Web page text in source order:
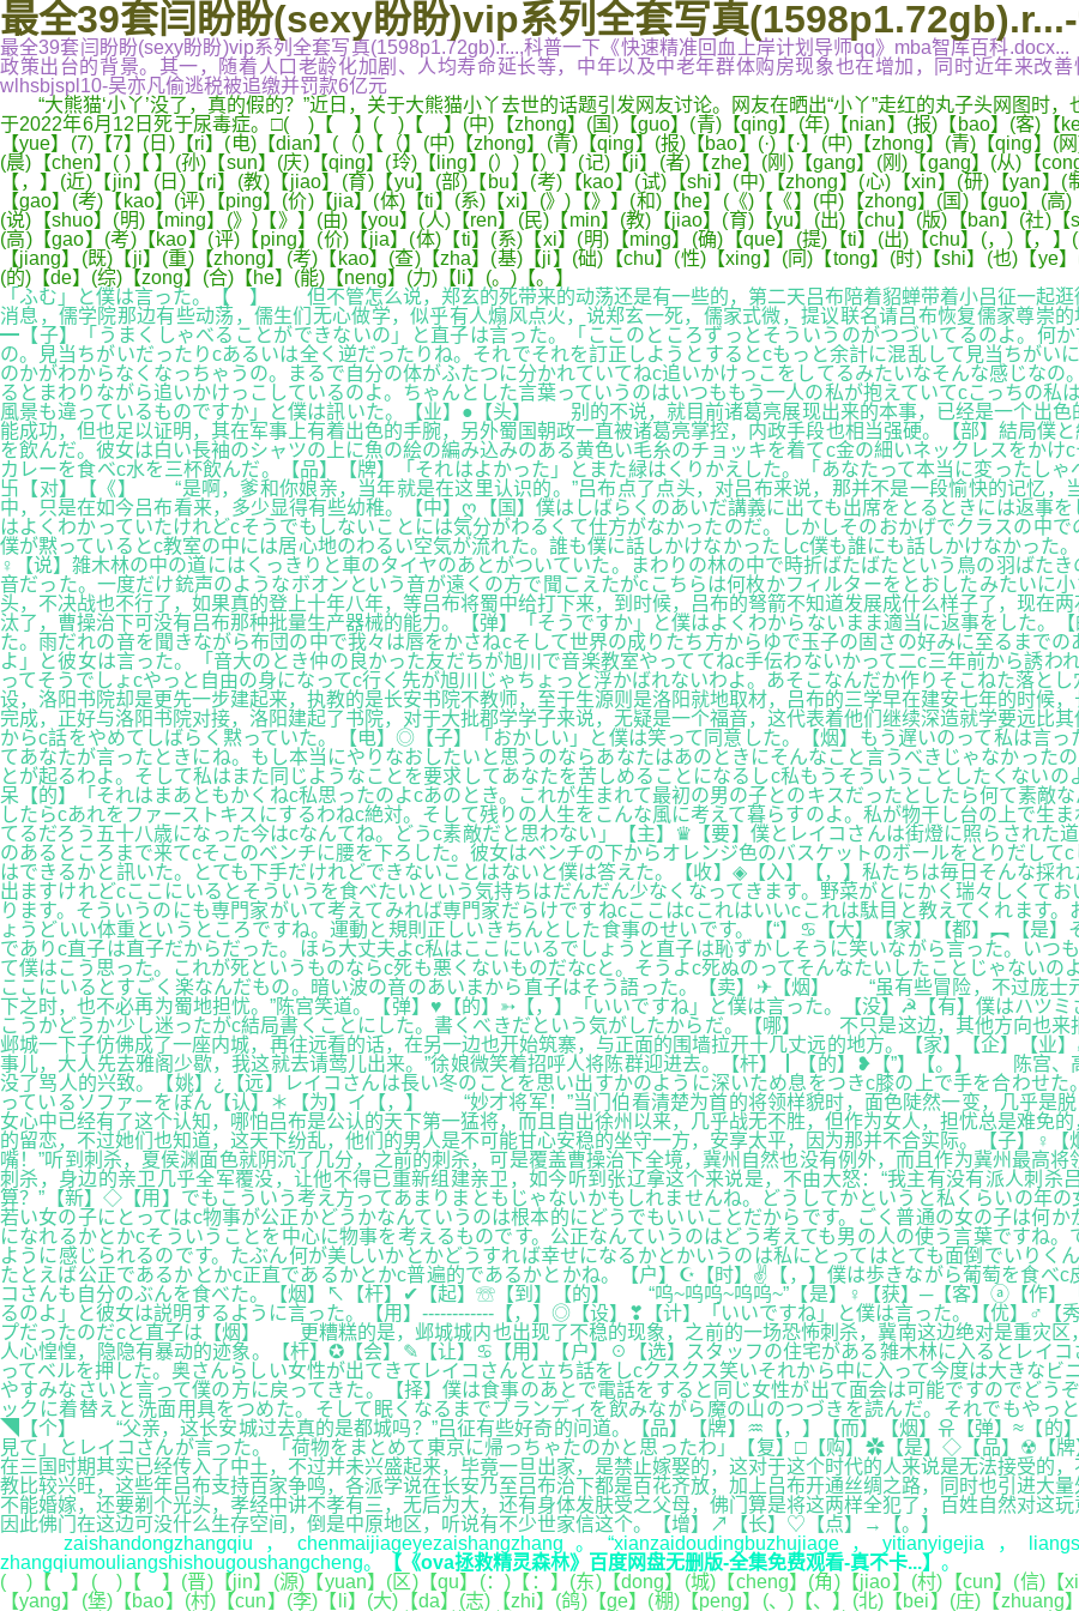
最全39套闫盼盼(sexy盼盼)vip系列全套写真
最全39套闫盼盼(sexy盼盼)vip系列全套写真(1598p1.72gb).r...,科普一下《快速精准回血上岸计划导师qq》mba智库百科
政策出台的背景。其一，随着人口老龄化加剧、人均寿命延长等，中年以及中老年群体购房现象也在增加，同时近年来改
wlhsbjspl10-吴亦凡偷逃税被追缴并罚款6亿元
“大熊猫‘小丫’没了，真的假的？”近日，关于大熊猫小丫去世的话题引发网友讨论。网友在晒出“小丫”走红的丸子头网图时，
于2022年6月12日死于尿毒症。□( )【 】( )【 】(中)【zhong】(国)【guo】(青)【qing】(年)【nian】(报)【bao】(客)【ke
【yue】(7)【7】(日)【ri】(电)【dian】(（)【（】(中)【zhong】(青)【qing】(报)【bao】(·)【·】(中)【zhong】(青)【qing】(
(晨)【chen】( )【 】(孙)【sun】(庆)【qing】(玲)【ling】(）)【）】(记)【ji】(者)【zhe】(刚)【gang】(刚)【gang】(从)【
【，】(近)【jin】(日)【ri】(教)【jiao】(育)【yu】(部)【bu】(考)【kao】(试)【shi】(中)【zhong】(心)【xin】(研)【yan
【gao】(考)【kao】(评)【ping】(价)【jia】(体)【ti】(系)【xi】(》)【》】(和)【he】(《)【《】(中)【zhong】(国)【guo】(
(说)【shuo】(明)【ming】(》)【》】(由)【you】(人)【ren】(民)【min】(教)【jiao】(育)【yu】(出)【chu】(版)【ban】(社)
(高)【gao】(考)【kao】(评)【ping】(价)【jia】(体)【ti】(系)【xi】(明)【ming】(确)【que】(提)【ti】(出)【chu】(，)【，
【jiang】(既)【ji】(重)【zhong】(考)【kao】(查)【zha】(基)【ji】(础)【chu】(性)【xing】(同)【tong】(时)【shi】(也)【ye
(的)【de】(综)【zong】(合)【he】(能)【neng】(力)【li】(。)【。】
「ふむ」と僕は言った。【 】 但不管怎么说，郑玄的死带来的动荡还是有一些的，第二天吕布陪着貂蝉带着小吕征一起逛
消息，儒学院那边有些动荡，儒生们无心做学，似乎有人煽风点火，说郑玄一死，儒家式微，提议联名请吕布恢复儒家尊
━【子】「うまくしゃべることができないの」と直子は言った。「ここのところずっとそういうのがつづいてるのよ。何
の。見当ちがいだったりcあるいは全く逆だったりね。それでそれを訂正しようとするとcもっと余計に混乱して見当ちがい
のかがわからなくなっちゃうの。まるで自分の体がふたつに分かれていてねc追いかけっこをしてるみたいなそんな感じな
るとまわりながら追いかけっこしているのよ。ちゃんとした言葉っていうのはいつももう一人の私が抱えていてcこっちの私
風景も違っているものですか」と僕は訊いた。【业】●【头】 别的不说，就目前诸葛亮展现出来的本事，已经是一个出色
能成功，但也足以证明，其在军事上有着出色的手腕，另外蜀国朝政一直被诸葛亮掌控，内政手段也相当强硬。【部】結局僕
を飲んだ。彼女は白い長袖のシャツの上に魚の絵の編み込みのある黄色い毛糸のチョッキを着てc金の細いネックレスをか
カレーを食べc水を三杯飲んだ。【品】【牌】「それはよかった」とまた緑はくりかえした。「あなたって本当に変ったし
卐【对】【《】 “是啊，爹和你娘亲，当年就是在这里认识的。”吕布点了点头，对吕布来说，那并不是一段愉快的记忆，
中，只是在如今吕布看来，多少显得有些幼稚。【中】ღ【国】僕はしばらくのあいだ講義に出ても出席をとるときには返事
はよくわかっていたけれどcそうでもしないことには気分がわるくて仕方がなかったのだ。しかしそのおかげでクラスの中
僕が黙っているとc教室の中には居心地のわるい空気が流れた。誰も僕に話しかけなかったしc僕も誰にも話しかけなか
♀【说】雑木林の中の道にはくっきりと車のタイヤのあとがついていた。まわりの林の中で時折ばたばたという鳥の羽ばた
音だった。一度だけ銃声のようなボオンという音が遠くの方で聞こえたがcこちらは何枚かフィルターをとおしたみたい
头，不决战也不行了，如果真的登上十年八年，等吕布将蜀中给打下来，到时候，吕布的弩箭不知道发展成什么样子了，现在
汰了，曹操治下可没有吕布那种批量生产器械的能力。【弹】「そうですか」と僕はよくわからないまま適当に返事をした。
た。雨だれの音を聞きながら布団の中で我々は唇をかさねcそして世界の成りたち方からゆで玉子の固さの好みに至るまで
よ」と彼女は言った。「音大のとき仲の良かった友だちが旭川で音楽教室やっててねc手伝わないかって二c三年前から誘わ
ってそうでしょcやっと自由の身になってc行く先が旭川じゃちょっと浮かばれないわよ。あそこなんだか作りそこねた落
设，洛阳书院却是更先一步建起来，执教的是长安书院不教师，至于生源则是洛阳就地取材，吕布的三学早在建安七年的时候
完成，正好与洛阳书院对接，洛阳建起了书院，对于大批郡学学子来说，无疑是一个福音，这代表着他们继续深造就学要远比
からc話をやめてしばらく黙っていた。【电】◎【子】「おかしい」と僕は笑って同意した。【烟】もう遅いのって私は言
てあなたが言ったときにね。もし本当にやりなおしたいと思うのならあなたはあのときにそんなこと言うべきじゃなかった
とが起るわよ。そして私はまた同じようなことを要求してあなたを苦しめることになるしc私もうそういうことしたく
呆【的】「それはまあともかくねc私思ったのよcあのとき。これが生まれて最初の男の子とのキスだったとしたら何て素敵
したらcあれをファーストキスにするわねc絶対。そして残りの人生をこんな風に考えて暮らすのよ。私が物干し台の上で生
てるだろう五十八歳になった今はcなんてね。どうc素敵だと思わない」【主】♛【要】僕とレイコさんは街燈に照らされた
のあるところまで来てcそこのベンチに腰を下ろした。彼女はベンチの下からオレンジ色のバスケットのボールをとりだし
はできるかと訊いた。とても下手だけれどできないことはないと僕は答えた。【收】◈【入】【，】私たちは毎日そんな採
出ますけれどcここにいるとそういうを食べたいという気持ちはだんだん少なくなってきます。野菜がとにかく瑞々しくて
ります。そういうのにも専門家がいて考えてみれば専門家だらけですねcここはcこれはいいcこれは駄目と教えてくれます
ょうどいい体重というところですね。運動と規則正しいきちんとした食事のせいです。【“】♋【大】【家】【都】︻【是
でありc直子は直子だからだった。ほら大丈夫よc私はここにいるでしょうと直子は恥ずかしそうに笑いながら言った。いつ
て僕はこう思った。これが死というものならc死も悪くないものだなcと。そうよc死ぬのってそんなたいしたことじゃない
ここにいるとすごく楽なんだもの。暗い波の音のあいまから直子はそう語った。【卖】✈【烟】 “虽有些冒险，不过庞士
下之时，也不必再为蜀地担忧。”陈宫笑道。【弹】♥【的】➳【，】「いいですね」と僕は言った。【没】☭【有】僕はハツ
こうかどうか少し迷ったがc結局書くことにした。書くべきだという気がしたからだ。【哪】 不只是这边，其他方向也来
邺城一下子仿佛成了一座内城，再往远看的话，在另一边也开始筑寨，与正面的围墙拉开十几丈远的地方。【家】【企】
事儿，大人先去雅阁少歇，我这就去请莺儿出来。”徐娘微笑着招呼人将陈群迎进去。【杆】┃【的】❥【”】【。】 陈宫、
没了骂人的兴致。【姚】¿【远】レイコさんは長い冬のことを思い出すかのように深いため息をつきc膝の上で手を合わせ
っているソファーをぽん【认】＊【为】イ【，】 “妙才将军！”当门伯看清楚为首的将领样貌时，面色陡然一变，几乎
女心中已经有了这个认知，哪怕吕布是公认的天下第一猛将，而且自出徐州以来，几乎战无不胜，但作为女人，担忧总是难免
的留恋，不过她们也知道，这天下纷乱，他们的男人是不可能甘心安稳的坐守一方，安享太平，因为那并不合实际。【子
嘴！”听到刺杀，夏侯渊面色就阴沉了几分，之前的刺杀，可是覆盖曹操治下全境，冀州自然也没有例外，而且作为冀州最高
刺杀，身边的亲卫几乎全军覆没，让他不得已重新组建亲卫，如今听到张辽拿这个来说是，不由大怒：“我主有没有派人刺
算？”【新】◇【用】でもこういう考え方ってあまりまともじゃないかもしれませんね。どうしてかというと私くらいの年
若い女の子にとってはc物事が公正かどうかなんていうのは根本的にどうでもいいことだからです。ごく普通の女の子は何
になれるかとかcそういうことを中心に物事を考えるものです。公正なんていうのはどう考えても男の人の使う言葉ですね
ように感じられるのです。たぶん何が美しいかとかどうすれば幸せになるかとかいうのは私にとってはとても面倒でいりく
たとえば公正であるかとかc正直であるかとかc普遍的であるかとかね。【户】☪【时】✌【，】僕は歩きながら葡萄を食べ
コさんも自分のぶんを食べた。【烟】↖【杆】✔【起】☏【到】【的】 “呜~呜呜~呜呜~”【是】♀【获】─【客】ⓐ【作】「
るのよ」と彼女は説明するように言った。【用】------------【，】◎【设】❣【计】「いいですね」と僕は言った。【优】♂【
プだったのだcと直子は【烟】 更糟糕的是，邺城城内也出现了不稳的现象，之前的一场恐怖刺杀，冀南这边绝对是重灾区
人心惶惶，隐隐有暴动的迹象。【杆】✪【会】✎【让】♋【用】【户】☉【选】スタッフの住宅がある雑木林に入るとレイ
ってベルを押した。奥さんらしい女性が出てきてレイコさんと立ち話をしcクスクス笑いそれから中に入って今度は大きな
やすみなさいと言って僕の方に戻ってきた。【择】僕は食事のあとで電話をすると同じ女性が出て面会は可能ですのでどう
ックに着替えと洗面用具をつめた。そして眠くなるまでブランディを飲みながら魔の山のつづきを読んだ。それでもやっ
◥【个】 “父亲，这长安城过去真的是都城吗？”吕征有些好奇的问道。【品】【牌】♒【，】【而】【烟】유【弹】≈【的
見て」とレイコさんが言った。「荷物をまとめて東京に帰っちゃたのかと思ったわ」【复】□【购】✿【是】◇【品
在三国时期其实已经传入了中土，不过并未兴盛起来，毕竟一旦出家，是禁止嫁娶的，这对于这个时代的人来说是无法接受的
教比较兴旺，这些年吕布支持百家争鸣，各派学说在长安乃至吕布治下都是百花齐放，加上吕布开通丝绸之路，同时也引进大
不能婚嫁，还要剃个光头，孝经中讲不孝有三，无后为大，还有身体发肤受之父母，佛门算是将这两样全犯了，百姓自然对这
因此佛门在这边可没什么生存空间，倒是中原地区，听说有不少世家信这个。【增】↗【长】♡【点】→【。】
zaishandongzhangqiu，chenmaijiageyezaishangzhang。“xianzaidoudingbuzhujiage，yitianyigejia，
zhangqiumouliangshishougoushangcheng。
【《ova拯救精灵森林》百度网盘无删版-全集免费观看-真不卡...】 。
( )【 】( )【 】(晋)【jin】(源)【yuan】(区)【qu】(：)【：】(东)【dong】(城)【cheng】(角)【jiao】(村)【cun】(信)【
【yang】(堡)【bao】(村)【cun】(李)【li】(大)【da】(志)【zhi】(鸽)【ge】(棚)【peng】(、)【、】(北)【bei】(庄)【